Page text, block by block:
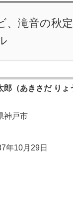
、滝音の秋
郎（あきさだ りょ
神戸市
年10月29日